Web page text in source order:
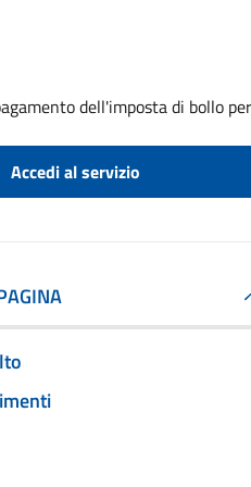
dell'imposta di bollo
Accedi al servizio